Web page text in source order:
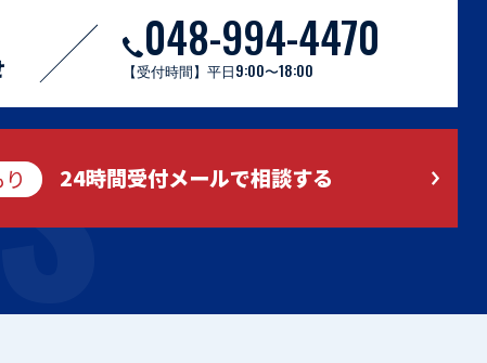
048-994-4470
【受付時間】平日9:00〜18:00
24時間受付メールで相談する